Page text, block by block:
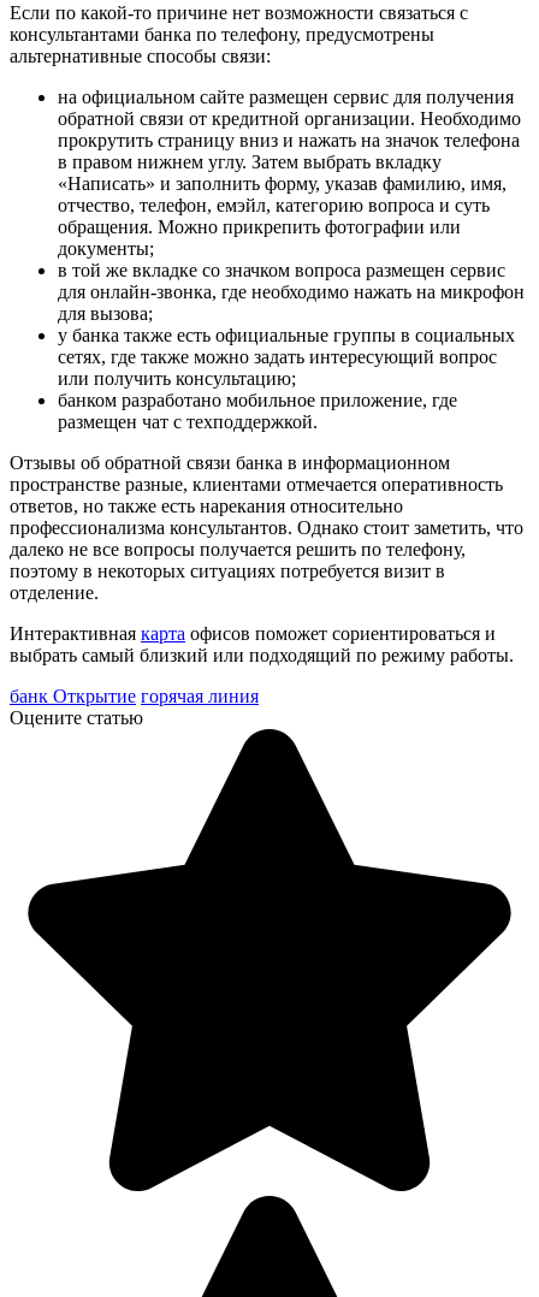
Если по какой-то причине нет возможности связаться с
консультантами банка по телефону, предусмотрены
альтернативные способы связи:
на официальном сайте размещен сервис для получения
обратной связи от кредитной организации. Необходимо
прокрутить страницу вниз и нажать на значок телефона
в правом нижнем углу. Затем выбрать вкладку
«Написать» и заполнить форму, указав фамилию, имя,
отчество, телефон, емэйл, категорию вопроса и суть
обращения. Можно прикрепить фотографии или
документы;
в той же вкладке со значком вопроса размещен сервис
для онлайн-звонка, где необходимо нажать на микрофон
для вызова;
у банка также есть официальные группы в социальных
сетях, где также можно задать интересующий вопрос
или получить консультацию;
банком разработано мобильное приложение, где
размещен чат с техподдержкой.
Отзывы об обратной связи банка в информационном
пространстве разные, клиентами отмечается оперативность
ответов, но также есть нарекания относительно
профессионализма консультантов. Однако стоит заметить, что
далеко не все вопросы получается решить по телефону,
поэтому в некоторых ситуациях потребуется визит в
отделение.
Интерактивная карта офисов поможет сориентироваться и
выбрать самый близкий или подходящий по режиму работы.
банк Открытие горячая линия
Оцените статью